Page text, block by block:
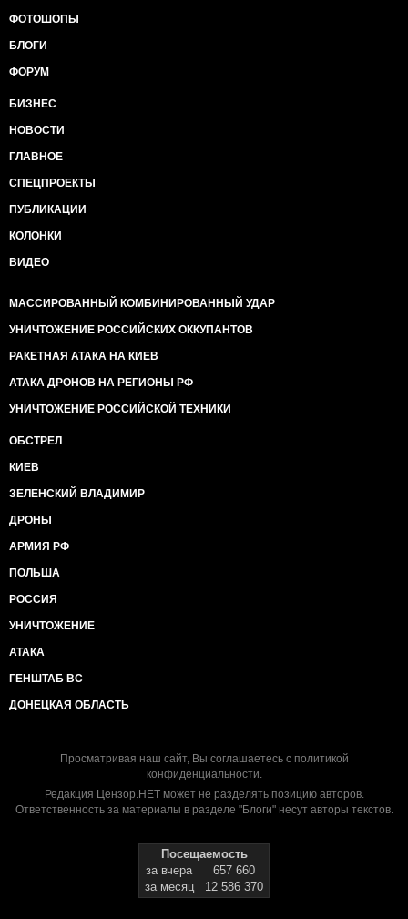
ФОТОШОПЫ
БЛОГИ
ФОРУМ
БИЗНЕС
НОВОСТИ
ГЛАВНОЕ
СПЕЦПРОЕКТЫ
ПУБЛИКАЦИИ
КОЛОНКИ
ВИДЕО
МАССИРОВАННЫЙ КОМБИНИРОВАННЫЙ УДАР
УНИЧТОЖЕНИЕ РОССИЙСКИХ ОККУПАНТОВ
РАКЕТНАЯ АТАКА НА КИЕВ
АТАКА ДРОНОВ НА РЕГИОНЫ РФ
УНИЧТОЖЕНИЕ РОССИЙСКОЙ ТЕХНИКИ
ОБСТРЕЛ
КИЕВ
ЗЕЛЕНСКИЙ ВЛАДИМИР
ДРОНЫ
АРМИЯ РФ
ПОЛЬША
РОССИЯ
УНИЧТОЖЕНИЕ
АТАКА
ГЕНШТАБ ВС
ДОНЕЦКАЯ ОБЛАСТЬ
Просматривая наш сайт, Вы соглашаетесь с политикой
конфиденциальности.
Редакция Цензор.НЕТ может не разделять позицию авторов.
Ответственность за материалы в разделе "Блоги" несут авторы текстов.
Посещаемость
за вчера
657 660
за месяц
12 586 370